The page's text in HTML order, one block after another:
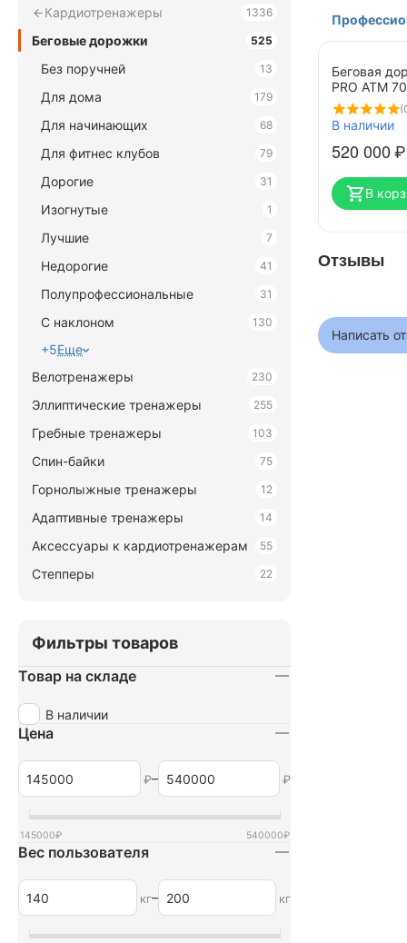
Беговая
PRO ATM
В наличии
520 000₽
В
Отзывы
Написать
Кардиотренажеры 1336
Беговые дорожки 525
Без поручней 13
Для дома 179
Для начинающих 68
Для фитнес клубов 79
Дорогие 31
Изогнутые 1
Лучшие 7
Недорогие 41
Полупрофессиональные 31
С наклоном 130
+5Еще
Велотренажеры
230
Эллиптические тренажеры 255
Гребные тренажеры 103
Спин-байки 75
Горнолыжные тренажеры 12
Адаптивные тренажеры 14
Аксессуары к кардиотренажерам 55
Степперы 22
Фильтры товаров
Товар на складе
В наличии
Цена
₽– ₽
145000₽ 540000₽
Вес пользователя
кг– кг